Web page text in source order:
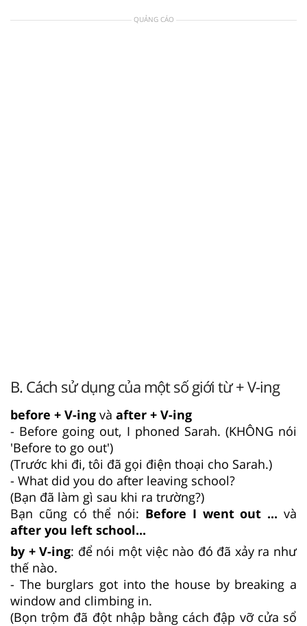
QUẢNG CÁO
B. Cách sử dụng của một số giới từ + V-ing
before + V-ing và after + V-ing
- Before going out, I phoned Sarah. (KHÔNG nói
'Before to go out')
(Trước khi đi, tôi đã gọi điện thoại cho Sarah.)
- What did you do after leaving school?
(Bạn đã làm gì sau khi ra trường?)
Bạn cũng có thể nói: Before I went out ... và
after you left school...
by + V-ing: để nói một việc nào đó đã xảy ra như
thế nào.
- The burglars got into the house by breaking a
window and climbing in.
(Bọn trộm đã đột nhập bằng cách đập vỡ cửa sổ